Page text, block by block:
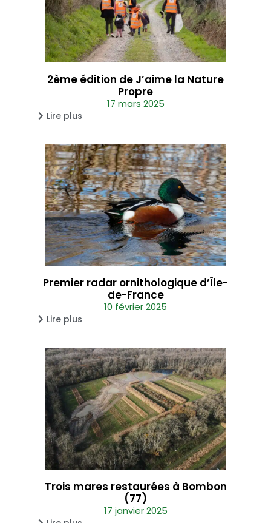
2ème édition de J’aime la Nature
Propre
17 mars 2025
Lire plus
Premier radar ornithologique d’Île-
de-France
10 février 2025
Lire plus
Trois mares restaurées à Bombon
(77)
17 janvier 2025